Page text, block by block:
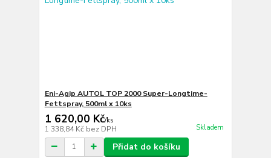
Eni-Agip AUTOL TOP 2000 Super-Longtime-
Fettspray, 500ml x 10ks
1 620,00 Kč/ks
1 338,84 Kč bez DPH Skladem
Přidat do košíku